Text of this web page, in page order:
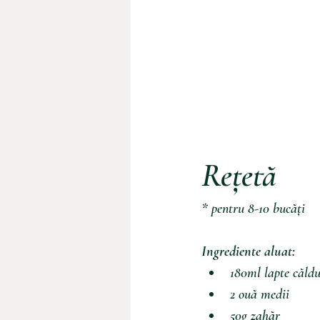
Rețetă
* pentru 8-10 bucăți
Ingrediente aluat:
180ml lapte
2 ouă medii
50g zahăr